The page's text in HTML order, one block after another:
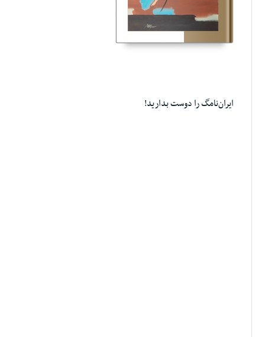
ایران‌نامگ‎ را دوست بدارید!